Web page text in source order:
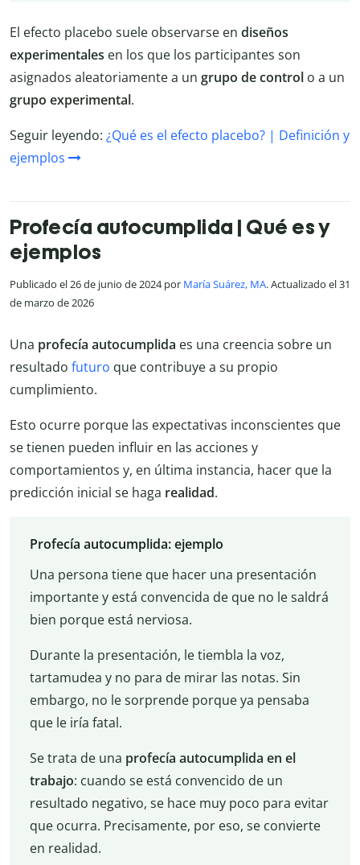
El efecto placebo suele observarse en diseños
experimentales en los que los participantes son
asignados aleatoriamente a un grupo de control o a un
grupo experimental.
Seguir leyendo: ¿Qué es el efecto placebo? | Definición y
ejemplos
Profecía autocumplida | Qué es y
ejemplos
Publicado el 26 de junio de 2024 por María Suárez, MA. Actualizado el 31
de marzo de 2026
Una profecía autocumplida es una creencia sobre un
resultado futuro que contribuye a su propio
cumplimiento.
Esto ocurre porque las expectativas inconscientes que
se tienen pueden influir en las acciones y
comportamientos y, en última instancia, hacer que la
predicción inicial se haga realidad.
Profecía autocumplida: ejemplo
Una persona tiene que hacer una presentación
importante y está convencida de que no le saldrá
bien porque está nerviosa.
Durante la presentación, le tiembla la voz,
tartamudea y no para de mirar las notas. Sin
embargo, no le sorprende porque ya pensaba
que le iría fatal.
Se trata de una profecía autocumplida en el
trabajo: cuando se está convencido de un
resultado negativo, se hace muy poco para evitar
que ocurra. Precisamente, por eso, se convierte
en realidad.